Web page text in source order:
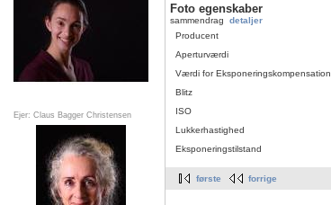
Ejer: Claus Bagger Christensen
Foto egenskaber
sammendrag detaljer
Producent
Aperturværdi
Værdi for Eksponeringskompensation
Blitz
ISO
Lukkerhastighed
Eksponeringstilstand
første forrige